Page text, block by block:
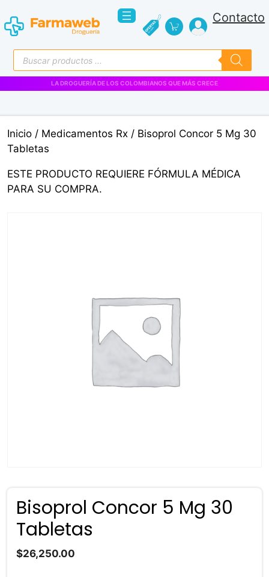
al
contenido
Contacto
Búsqueda
de
productos
LA DROGUERÍA DE LOS COLOMBIANOS QUE MÁS CRECE
Inicio / Medicamentos Rx / Bisoprol Concor 5 Mg 30
Tabletas
ESTE PRODUCTO REQUIERE FÓRMULA MÉDICA
PARA SU COMPRA.
Bisoprol Concor 5 Mg 30
Tabletas
$26,250.00